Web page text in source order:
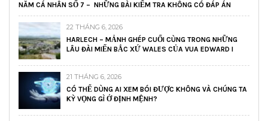
NĂM CÁ NHÂN SỐ 7 – NHỮNG BÀI KIỂM TRA KHÔNG CÓ ĐÁP ÁN
22 THÁNG 6, 2026
HARLECH – MẢNH GHÉP CUỐI CÙNG TRONG NHỮNG
LÂU ĐÀI MIẾN BẮC XỨ WALES CỦA VUA EDWARD I
21 THÁNG 6, 2026
CÓ THỂ DÙNG AI XEM BÓI ĐƯỢC KHÔNG VÀ CHÚNG TA
KỲ VỌNG GÌ Ở ĐỊNH MỆNH?